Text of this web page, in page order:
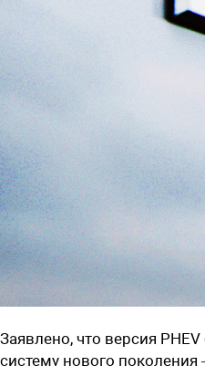
Заявлено, что версия
систему нового